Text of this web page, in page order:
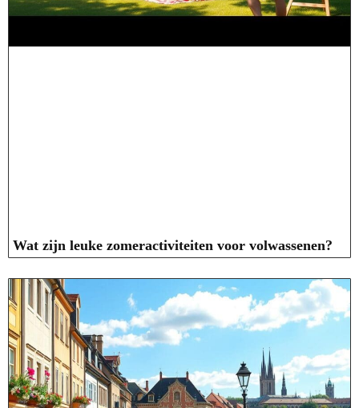
Wat zijn leuke zomeractiviteiten voor volwassenen?